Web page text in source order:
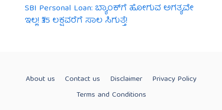
SBI Personal Loan: ಬ್ಯಾಂಕ್‌ಗೆ ಹೋಗುವ ಅಗತ್ಯವೇ
ಇಲ್ಲ! ₹35 ಲಕ್ಷವರೆಗೆ ಸಾಲ ಸಿಗುತ್ತೆ!
About us Contact us Disclaimer
Privacy Policy
Terms and Conditions